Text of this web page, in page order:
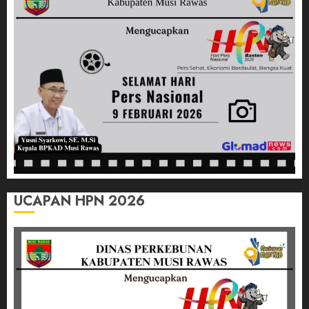
25/06/2026
UCAPAN HPN 2026